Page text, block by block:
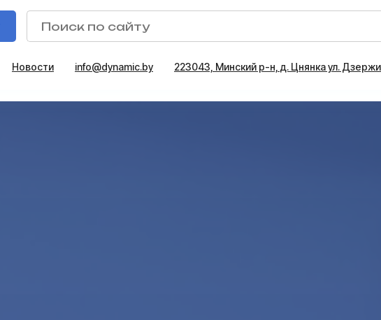
Новости info@dynamic.by 223043, Минский р-н, д. Цнянка ул.